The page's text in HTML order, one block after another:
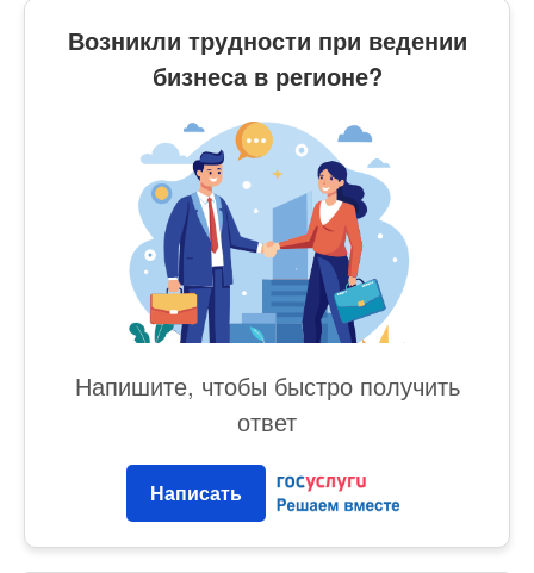
Возникли трудности при ведении
бизнеса в регионе?
Напишите, чтобы быстро получить
ответ
Написать